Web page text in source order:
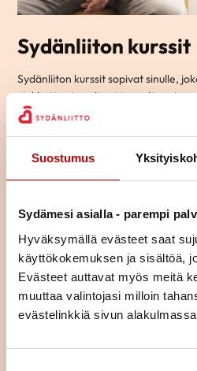
Suostumus
Sydämesi asialla - parempi
Hyväksymällä evästeet saat
käyttökokemuksen ja sisältöä,
Evästeet auttavat myös meitä
muuttaa valintojasi milloin
evästelinkkiä sivun
Sydänliiton kurssit
Sydänliiton kurssit sopivat sinulle,
vinkkejä arjen elämään
Ryhmämuotoisilla kursseillamme
Voit tulla kurssille yksin tai yhdessä
kursseille asuinpaikastasi
KURSSIKALENTERI